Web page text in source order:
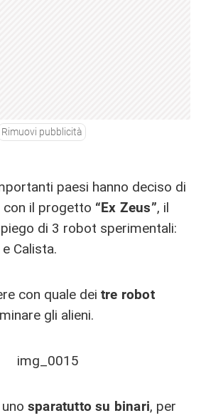
Rimuovi pubblicità
paesi hanno deciso di
con il progetto “Ex Zeus”, il
di 3 robot sperimentali:
Calista.
con quale dei tre robot
gli alieni.
sparatutto su binari, per